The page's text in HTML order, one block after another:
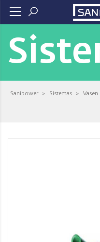
Sanipower > Sistemas > Vasen